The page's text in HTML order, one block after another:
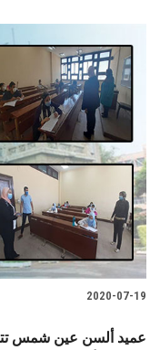
2020-07-19
عميد ألسن عين شمس